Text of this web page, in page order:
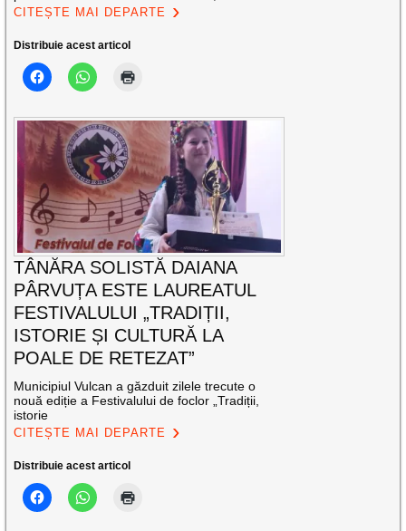
CITEȘTE MAI DEPARTE
Distribuie acest articol
TÂNĂRA SOLISTĂ DAIANA
PÂRVUȚA ESTE LAUREATUL
FESTIVALULUI „TRADIȚII,
ISTORIE ȘI CULTURĂ LA
POALE DE RETEZAT”
Municipiul Vulcan a găzduit zilele trecute o
nouă ediție a Festivalului de foclor „Tradiții,
istorie
CITEȘTE MAI DEPARTE
Distribuie acest articol